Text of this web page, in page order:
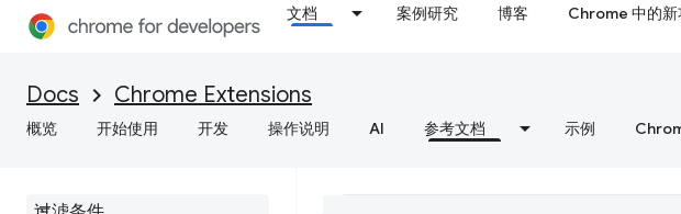
文档 案例研究 博客 Chrome 中的新
Docs Chrome Extensions
概览 开始使用 开发 操作说明 AI 参考文档 示例